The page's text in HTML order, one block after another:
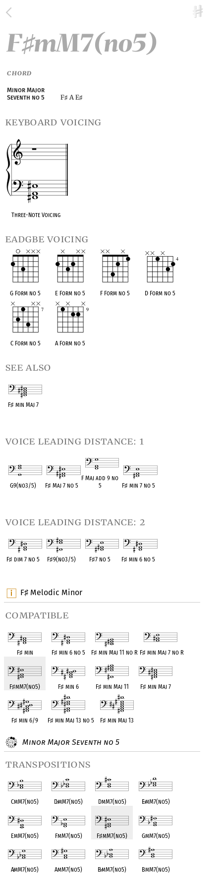
F♯ Melodic Minor
compatible
F♯min F♯ min 6 no 5 F♯ min Maj 11 no R F♯ min Maj 7 no R
F♯mM7(no5) F♯ min 6 F♯min Maj 11 F♯ min Maj 7
F♯ min 6/9 F♯ min Maj 13 no 5 F♯ min Maj 13
Minor Major Seventh no 5
transpositions
CmM7(no5) D♭mM7(no5) DmM7(no5) E♭mM7(no5)
EmM7(no5) FmM7(no5) F♯mM7(no5) GmM7(no5)
A♭mM7(no5) AmM7(no5) B♭mM7(no5) BmM7(no5)
F♯mM7(no5)
CHORD
Minor Major
Seventh no 5
F♯ A E♯
keyboard voicing
Three-Note Voicing
eadgbe voicing
G Form no 5 E Form no 5 F Form no 5 D Form no 5
C Form no 5 A Form no 5
see also
F♯min Maj 7
voice leading distance: 1
G9(no3/5) F♯Maj 7 no 5
F Maj add 9 no
5
F♯min 7 no 5
voice leading distance: 2
F♯ dim 7 no 5 F♯9(no3/5) F♯7 no 5 F♯ min 6 no 5